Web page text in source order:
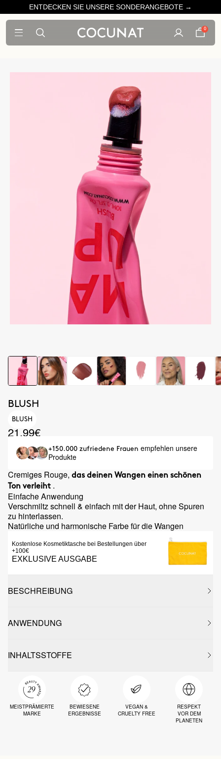
ENTDECKEN SIE UNSERE SONDERANGEBOTE →
0
BLUSH
BLUSH
21.99€
+150.000 zufriedene Frauen empfehlen unsere
Produkte
Cremiges Rouge, das deinen Wangen einen schönen
Ton verleiht .
Einfache Anwendung
Verschmiltz schnell & einfach mit der Haut, ohne Spuren
zu hinterlassen.
Natürliche und harmonische Farbe für die Wangen
Kostenlose Kosmetiktasche bei Bestellungen über
+100€
EXKLUSIVE AUSGABE
BESCHREIBUNG
ANWENDUNG
INHALTSSTOFFE
MEISTPRÄMIERTE
MARKE
BEWIESENE
ERGEBNISSE
VEGAN &
CRUELTY FREE
RESPEKT
VOR DEM
PLANETEN